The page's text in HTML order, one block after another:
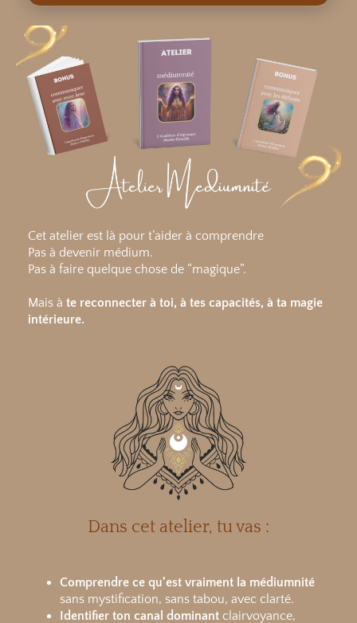
Cet atelier est là pour t’aider à comprendre
Pas à devenir médium.
Pas à faire quelque chose de “magique”.
Mais à te reconnecter à toi, à tes capacités, à ta magie
intérieure.
Dans cet atelier, tu vas :
Comprendre ce qu'est vraiment la médiumnité
sans mystification, sans tabou, avec clarté.
Identifier ton canal dominant clairvoyance,